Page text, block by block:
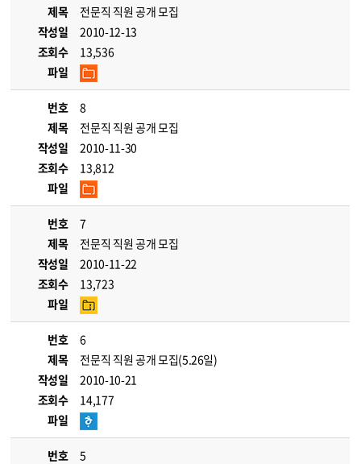
제목
전문직 직원 공개 모집
작성일
2010-12-13
조회수
13,536
파일
번호
8
제목
전문직 직원 공개 모집
작성일
2010-11-30
조회수
13,812
파일
번호
7
제목
전문직 직원 공개 모집
작성일
2010-11-22
조회수
13,723
파일
번호
6
제목
전문직 직원 공개 모집(5.26일)
작성일
2010-10-21
조회수
14,177
파일
번호
5